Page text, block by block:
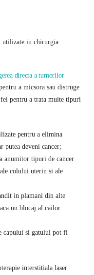
utilizate in chirurgia
directa a tumorilor
a micsora sau distruge
pentru a trata multe tipuri
pentru a elimina
putea deveni cancer;
anumitor tipuri de cancer
colului uterin si ale
in plamani din alte
un blocaj al cailor
capului si gatului pot fi
interstitiala laser